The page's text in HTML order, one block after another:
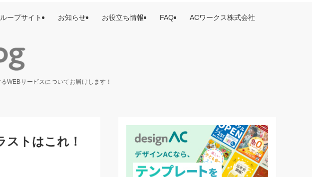
WEBサービスについてお届けします！
ープサイト お知らせ お役立ち情報 FAQ ACワークス株式会社
トはこれ！